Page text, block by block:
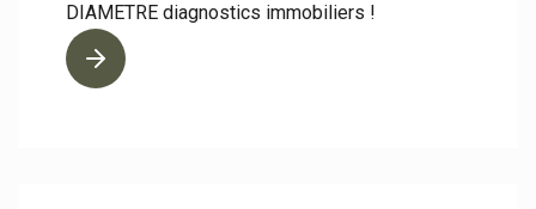
DIAMETRE diagnostics immobiliers !